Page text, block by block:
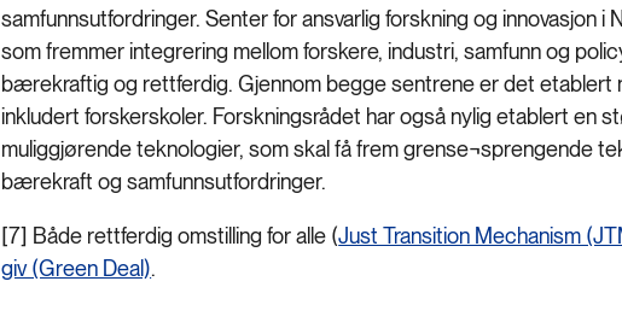
samfunnsutfordringer. Senter for ansvarlig forskning og innovasjon
som fremmer integrering mellom forskere, industri, samfunn og
bærekraftig og rettferdig. Gjennom begge sentrene er det
inkludert forskerskoler. Forskningsrådet har også nylig etablert en
muliggjørende teknologier, som skal få frem grense¬sprengende
bærekraft og samfunnsutfordringer.
[7] Både rettferdig omstilling for alle (Just Transition Mechanism
giv (Green Deal).